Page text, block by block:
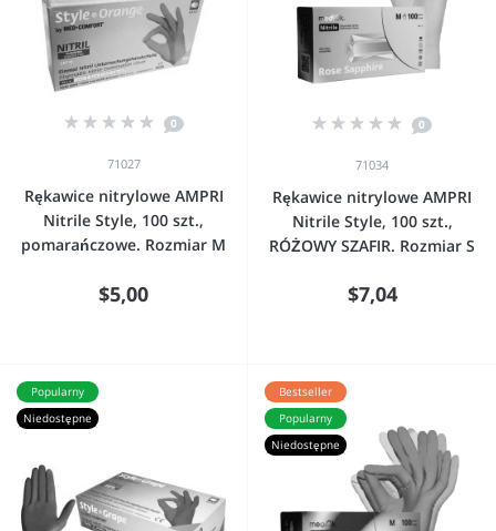
0
71027
Rękawice nitrylowe AMPRI
Nitrile Style, 100 szt.,
pomarańczowe. Rozmiar M
$5,00
0
71034
Rękawice nitrylowe AMPRI
Nitrile Style, 100 szt.,
RÓŻOWY SZAFIR. Rozmiar S
$7,04
Popularny
Niedostępne
Bestseller
Popularny
Niedostępne